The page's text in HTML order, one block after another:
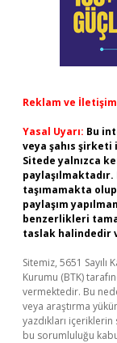
Reklam ve
Yasal Uyarı: Bu
veya şahıs şirketi
Sitede yalnızca
taşımamakta
paylaşım
benzerlikleri
taslak halindedir
Sitemiz, 5651
Kurumu (BTK)
vermektedir. Bu
veya araştırma
yazdıkları
bu sorumluluğu